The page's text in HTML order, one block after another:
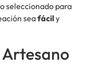
seleccionado para
seafácily